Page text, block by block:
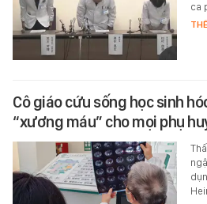
ca
Cô giáo cứu sống học sinh
“xương máu” cho mọi phụ